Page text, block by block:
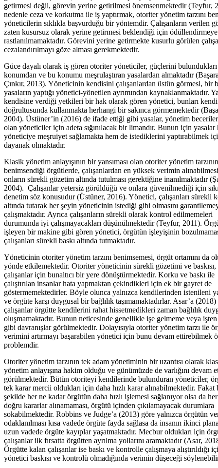
getirmesi değil, görevin yerine getirilmesi önemsenmektedir (Teyfur,
nedenle ceza ve korkutma ile iş yaptırmak, otoriter yönetim tarzını
yöneticilerin sıklıkla başvurduğu bir yöntemdir. Çalışanların verilen
zaten kusursuz olarak yerine getirmesi beklendiği için
rastlanılmamaktadır. Görevini yerine getirmekte kusurlu görülen
cezalandırılmayı göze alması gerekmektedir.
Güce dayalı olarak iş gören otoriter yöneticiler, güçlerini bulundukları
konumdan ve bu konumu meşrulaştıran yasalardan almaktadır
Çınkır, 2013). Yöneticinin kendisini çalışanlardan üstün görmesi, bir
yasaların yaptığı yönetici-yönetilen ayrımından kaynaklanmaktadır.
kendisine verdiği yetkileri bir hak olarak gören yönetici, bunları kendi
doğrultusunda kullanmakta herhangi bir sakınca görmemektedir
2004). Üstüner’in (2016) de ifade ettiği gibi yasalar, yönetim
olan yöneticiler için adeta sığınılacak bir limandır. Bunun için yasalar
yöneticiye meşruiyet sağlamakta hem de istediklerini yaptırabilmek
dayanak olmaktadır.
Klasik yönetim anlayışının bir yansıması olan otoriter yönetim tarzının
benimsendiği örgütlerde, çalışanlardan en yüksek verimin
onların sürekli gözetim altında tutulması gerektiğine inanılmaktadır
2004). Çalışanlar yetersiz görüldüğü ve onlara güvenilmediği için
denetim söz konusudur (Üstüner, 2016). Yönetici, çalışanları sürekli
altında tutarak her şeyin yöneticinin istediği gibi olmasını
çalışmaktadır. Ayrıca çalışanların sürekli olarak kontrol edilmemeleri
durumunda iyi çalışmayacakları düşünülmektedir (Teyfur, 2011).
işleyen bir makine gibi gören yönetici, örgütün işleyişinin
çalışanları sürekli baskı altında tutmaktadır.
Yöneticinin otoriter yönetim tarzını benimsemesi, örgüt ortamını da
yönde etkilemektedir. Otoriter yöneticinin sürekli gözetimi ve
çalışanlar için bunaltıcı bir yere dönüştürmektedir. Korku ve baskı ile
çalıştırılan insanlar hata yapmaktan çekindikleri için ek bir gayret de
göstermemektedirler. Böyle olunca yalnızca kendilerinden istenileni
ve örgüte karşı duygusal bir bağlılık taşımamaktadırlar. Asar’a
çalışanlar örgütte kendilerini rahat hissetmedikleri zaman bağlılık
oluşmamaktadır. Bunun neticesinde genellikle işe gelmeme veya işten
gibi davranışlar görülmektedir. Dolayısıyla otoriter yönetim tarzı ile
verimini artırmayı başarabilen yönetici için bunu devam ettirebilmek
problemdir.
Otoriter yönetim tarzının tek adam yönetiminin bir uzantısı olarak
yönetim anlayışına hakim olduğu ve günümüzde de varlığını devam
görülmektedir. Bütün otoriteyi kendilerinde bulunduran yöneticiler,
tek karar mercii oldukları için daha hızlı karar alınabilmektedir. Fakat
şekilde her ne kadar örgütün daha hızlı işlemesi sağlanıyor olsa da
doğru kararlar alınamaması, örgütü içinden çıkılamayacak durumlara
sokabilmektedir. Robbins ve Judge’a (2013) göre yalnızca örgütün
odaklanılması kısa vadede örgüte fayda sağlasa da insanın ikinci
uzun vadede örgüte kayıplar yaşatmaktadır. Mecbur oldukları için
çalışanlar ilk fırsatta örgütten ayrılma yollarını aramaktadır (Asar,
Örgütte kalan çalışanlar ise baskı ve kontrolle çalışmaya alıştırıldığı
yönetici baskısı ve kontrolü olmadığında verimin düşeceği